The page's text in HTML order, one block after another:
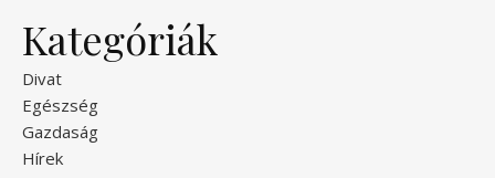
Kategóriák
Divat
Egészség
Gazdaság
Hírek